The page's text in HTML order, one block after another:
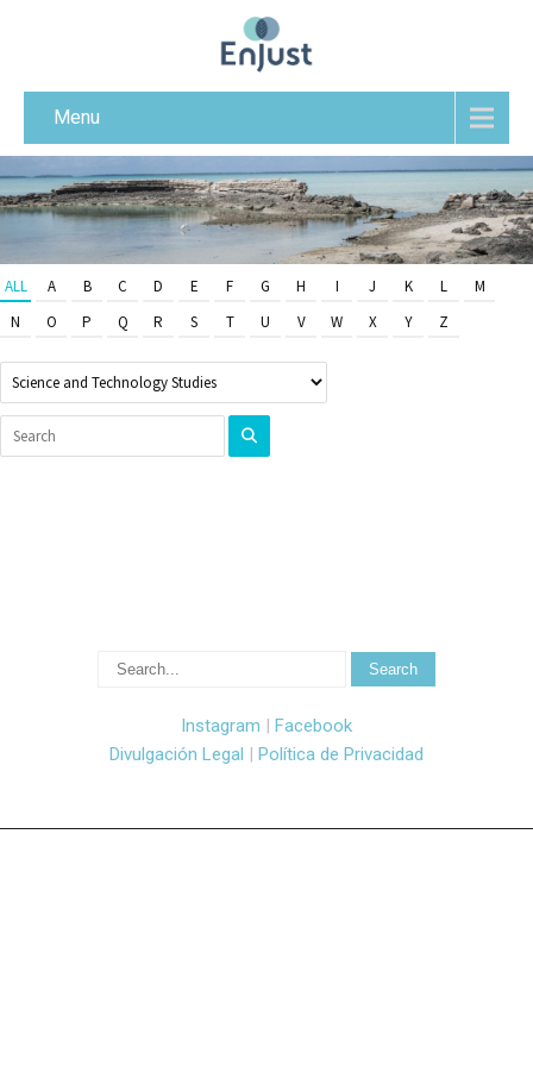
Menu
ALL A B C D E F G H I J K L
M
N
O P Q R S T U V W X Y Z
Instagram | Facebook
Divulgación Legal | Política de Privacidad